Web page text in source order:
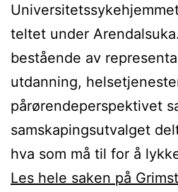
teltet under
bestående av
utdanning,
pårørendeperspektivet
samskapingsutvalget
hva som må til for å
Les hele saken på